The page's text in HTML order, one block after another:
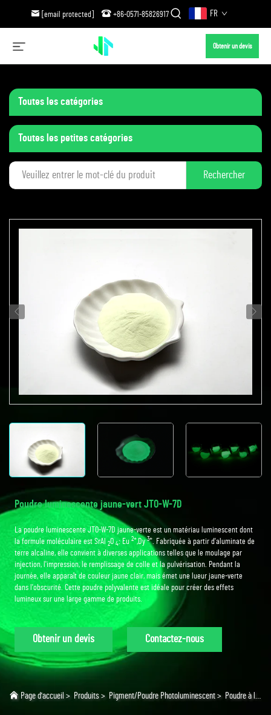
[email protected] +86-0571-85826917 FR
Obtenir un devis
Toutes les catégories
Toutes les petites catégories
Rechercher
Poudre luminescente jaune-vert JTO-W-7D
La poudre luminescente JTO-W-7D jaune-verte est un matériau luminescent dont
la formule moléculaire est SrAl 2O 4: Eu 2+,Dy3+. Fabriquée à partir d'aluminate de
terre alcaline, elle convient à diverses applications telles que le moulage par
injection, l'impression, le remplissage de colle et la pulvérisation. Pendant la
journée, elle apparaît de couleur jaune clair, mais émet une lueur jaune-verte
dans l'obscurité. Cette poudre polyvalente est idéale pour créer des effets
lumineux sur une large gamme de produits.
Obtenir un devis Contactez-nous
Page d'accueil > Produits > Pigment/Poudre Photoluminescent > Poudre à lueur jaune-vert